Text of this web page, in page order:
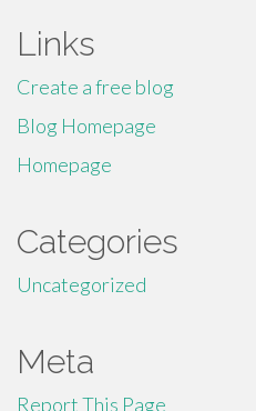
Links
Create a free blog
Blog Homepage
Homepage
Categories
Uncategorized
Meta
Report This Page